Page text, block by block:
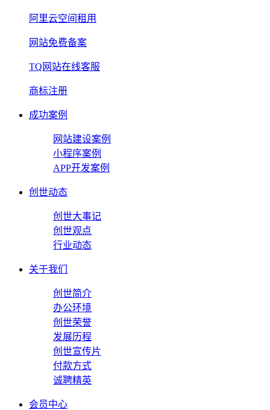
阿里云空间租用
网站免费备案
TQ网站在线客服
商标注册
成功案例
网站建设案例
小程序案例
APP开发案例
创世动态
创世大事记
创世观点
行业动态
关于我们
创世简介
办公环境
创世荣誉
发展历程
创世宣传片
付款方式
诚聘精英
会员中心